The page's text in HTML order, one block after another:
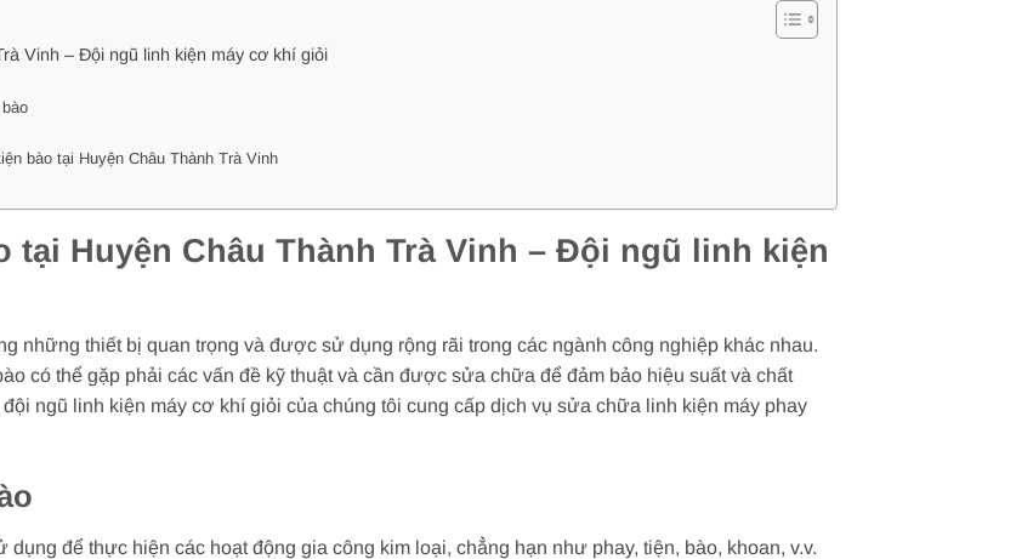
Vinh – Đội ngũ linh kiện máy cơ khí giỏi
bào tại Huyện Châu Thành Trà Vinh
tại Huyện Châu Thành Trà Vinh – Đội ngũ linh kiện
những thiết bị quan trọng và được sử dụng rộng rãi trong các ngành công nghiệp khác nhau.
có thể gặp phải các vấn đề kỹ thuật và cần được sửa chữa để đảm bảo hiệu suất và chất
ngũ linh kiện máy cơ khí giỏi của chúng tôi cung cấp dịch vụ sửa chữa linh kiện máy phay
để thực hiện các hoạt động gia công kim loại, chẳng hạn như phay, tiện, bào, khoan, v.v.